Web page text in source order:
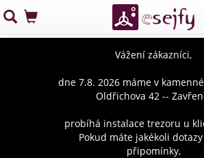
Vážení zákazníci,
dne 7.8. 2026 máme v
Oldřichova 42 --
probíhá instalace trezoru u
Pokud máte jakékoli
připomínky,